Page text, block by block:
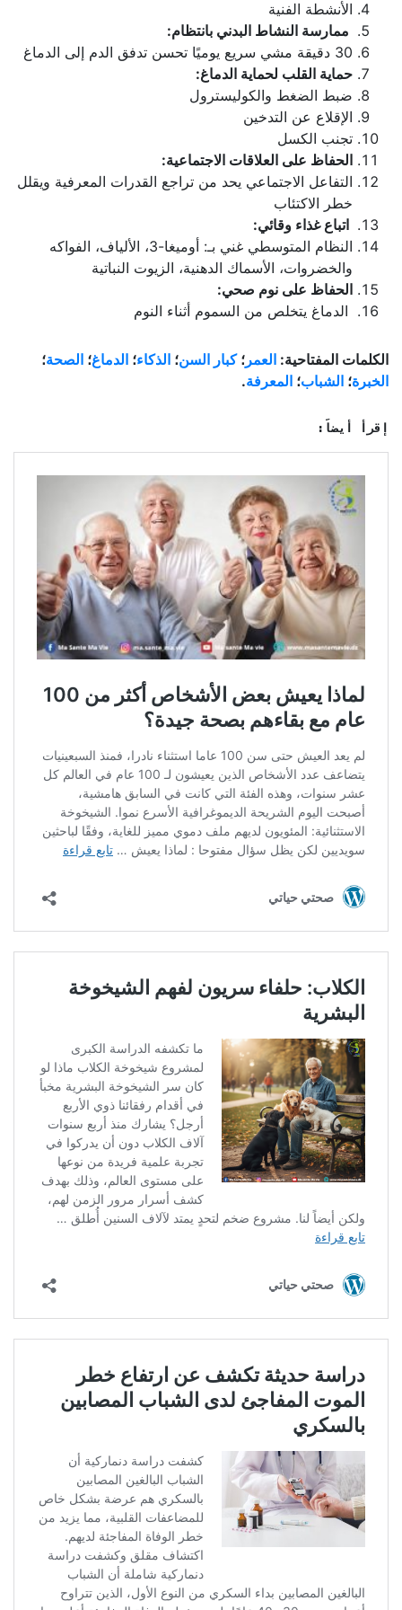
الأنشطة الفنية
ممارسة النشاط البدني بانتظام:
30 دقيقة مشي سريع يوميًا تحسن تدفق الدم إلى الدماغ
حماية القلب لحماية الدماغ:
ضبط الضغط والكوليسترول
الإقلاع عن التدخين
تجنب الكسل
الحفاظ على العلاقات الاجتماعية:
التفاعل الاجتماعي يحد من تراجع القدرات المعرفية ويقلل
خطر الاكتئاب
اتباع غذاء وقائي:
النظام المتوسطي غني بـ: أوميغا-3، الألياف، الفواكه
والخضروات، الأسماك الدهنية، الزيوت النباتية
الحفاظ على نوم صحي:
الدماغ يتخلص من السموم أثناء النوم
الكلمات المفتاحية: العمر ؛كبار السن؛ الذكاء؛ الدماغ؛ الصحة؛
الخبرة؛ الشباب؛ المعرفة.
إقرأ أيضاً: